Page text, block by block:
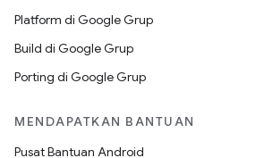
Platform di Google Grup
Build di Google Grup
Porting di Google Grup
MENDAPATKAN BANTUAN
Pusat Bantuan Android